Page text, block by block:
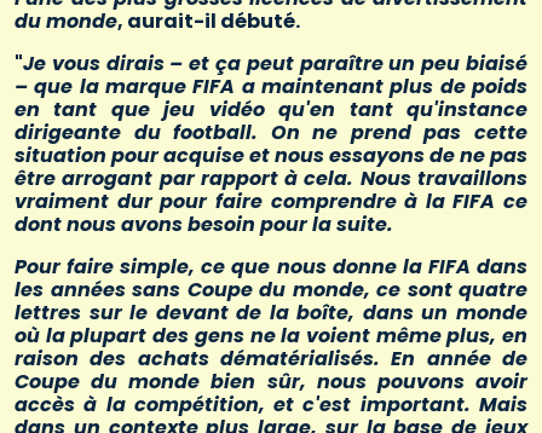
du monde, aurait-il débuté.
"Je vous dirais – et ça peut paraître un peu biaisé
– que la marque FIFA a maintenant plus de poids
en tant que jeu vidéo qu'en tant qu'instance
dirigeante du football. On ne prend pas cette
situation pour acquise et nous essayons de ne pas
être arrogant par rapport à cela. Nous travaillons
vraiment dur pour faire comprendre à la FIFA ce
dont nous avons besoin pour la suite.
Pour faire simple, ce que nous donne la FIFA dans
les années sans Coupe du monde, ce sont quatre
lettres sur le devant de la boîte, dans un monde
où la plupart des gens ne la voient même plus, en
raison des achats dématérialisés. En année de
Coupe du monde bien sûr, nous pouvons avoir
accès à la compétition, et c'est important. Mais